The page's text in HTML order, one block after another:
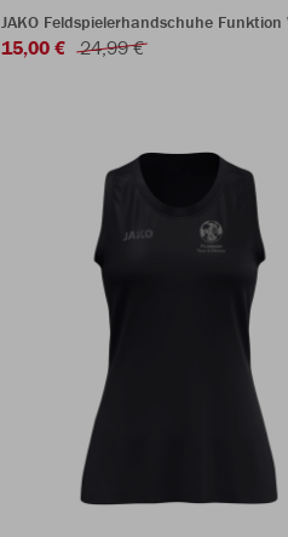
JAKO Feldspielerhandschuhe Funktion
15,00 € 24,99 €